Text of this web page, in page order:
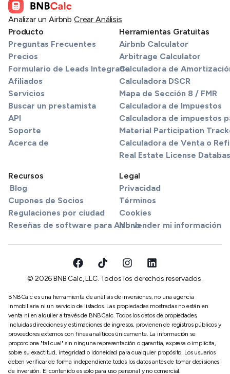
Analizar un Airbnb Crear Análisis
Producto
Preguntas Frecuentes
Precios
Formulario de Leads Integrado
Afiliados
Servicios
Buscar un prestamista
API
Soporte
Acerca de
Herramientas Gratuitas
Airbnb Calculator
Arbitrage Calculator
Calculadora de
Calculadora DSCR
Mapa de Sección 8 / FMR
Calculadora de Impuestos
Calculadora de impuestos
Material Participation
Calculadora de Venta o
Real Estate License
Recursos
Blog
Cupones de Socios
Regulaciones por ciudad
Reseñas de software para Airbnb
Legal
Privacidad
Términos
Cookies
No vender mi información
© 2026 BNB Calc, LLC. Todos los derechos reservados.
BNBCalc es una herramienta de análisis de inversiones, no una agencia
inmobiliaria ni un servicio de listados. Las propiedades mostradas no están en
venta ni en alquiler a través de BNBCalc. Todos los datos de propiedades,
incluidas direcciones y estimaciones de ingresos, provienen de registros públicos y
proveedores externos con fines analíticos únicamente. La información se
proporciona "tal cual" sin ninguna representación o garantía, expresa o implícita,
sobre su exactitud, integridad o idoneidad para cualquier propósito. Los usuarios
deben verificar de forma independiente todos los datos antes de tomar decisiones
de inversión. El contenido es solo para uso personal y no comercial.